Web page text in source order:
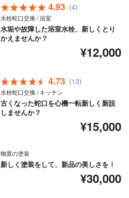
4.93 (4)
水栓蛇口交換 / 浴室
水垢や故障した浴室水栓、新しくとり
かえませんか？
¥12,000
4.73 (13)
水栓蛇口交換 / キッチン
古くなった蛇口を心機一転新しく新設
しませんか？
¥15,000
物置の塗装
新しく塗装をして、新品の美しさを！
¥30,000